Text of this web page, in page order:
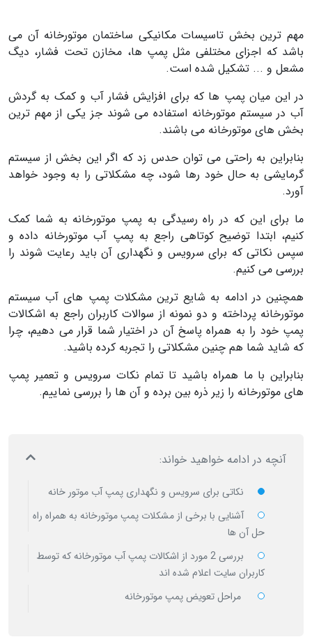
مهم ترین بخش تاسیسات مکانیکی ساختمان موتورخانه آن می
باشد که اجزای مختلفی مثل پمپ ها، مخازن تحت فشار، دیگ
مشعل و ... تشکیل شده است.
در این میان پمپ ها که برای افزایش فشار آب و کمک به گردش
آب در سیستم موتورخانه استفاده می شوند جز یکی از مهم ترین
بخش های موتورخانه می باشند.
بنابراین به راحتی می توان حدس زد که اگر این بخش از سیستم
گرمایشی به حال خود رها شود، چه مشکلاتی را به وجود خواهد
آورد.
ما برای این که در راه رسیدگی به پمپ موتورخانه به شما کمک
کنیم، ابتدا توضیح کوتاهی راجع به پمپ آب موتورخانه داده و
سپس نکاتی که برای سرویس و نگهداری آن باید رعایت شوند را
بررسی می کنیم.
همچنین در ادامه به شایع ترین مشکلات پمپ های آب سیستم
موتورخانه پرداخته و دو نمونه از سوالات کاربران راجع به اشکالات
پمپ خود را به همراه پاسخ آن در اختیار شما قرار می دهیم، چرا
که شاید شما هم چنین مشکلاتی را تجربه کرده باشید.
بنابراین با ما همراه باشید تا تمام نکات سرویس و تعمیر پمپ
های موتورخانه را زیر ذره بین برده و آن ها را بررسی نماییم.
آنچه در ادامه خواهید خواند:
نکاتی برای سرویس و نگهداری پمپ آب موتور خانه
آشنایی با برخی از مشکلات پمپ موتورخانه به همراه راه
حل آن ها
بررسی 2 مورد از اشکالات پمپ آب موتورخانه که توسط
کاربران سایت اعلام شده اند
مراحل تعویض پمپ موتورخانه